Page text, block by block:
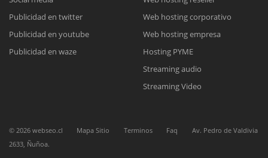
Nuestros ejecutivos le enviarán un correo electrónico con el enlace a
Meet para la reunión online.
Cotización
Chat Online
Todos nuestros ejecutivos están fuera de línea. Complete el formulario
Publicidad en twitter
Publicidad en youtube
Publicidad en waze
Web hosting corporativo
Web hosting empresa
Hosting PYME
Streaming audio
Streaming Video
© 2026 webseo.cl Mapa Sitio Terminos Faq
Av. Pedro de Valdivia
2633, Ñuñoa.